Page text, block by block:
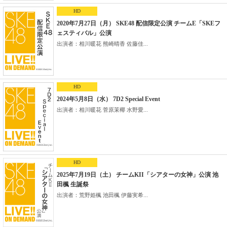
HD
2020年7月27日（月） SKE48 配信限定公演 チームE「SKEフ
ェスティバル」公演
出演者：相川暖花 熊崎晴香 佐藤佳...
HD
2024年5月8日（水） 7D2 Special Event
出演者：相川暖花 菅原茉椰 水野愛...
HD
2025年7月19日（土） チームKII「シアターの女神」公演 池
田楓 生誕祭
出演者：荒野姫楓 池田楓 伊藤実希...